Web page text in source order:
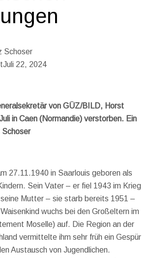
Schoser
Juli 22, 2024
von GÜZ/BILD, Horst
in Caen (Normandie) verstorben. Ein
Schoser
27.11.1940 in Saarlouis geboren als
Sein Vater – er fiel 1943 im Krieg
Mutter – sie starb bereits 1951 –
wuchs bei den Großeltern im
Moselle) auf. Die Region an der
vermittelte ihm sehr früh ein Gespür
Austausch von Jugendlichen.